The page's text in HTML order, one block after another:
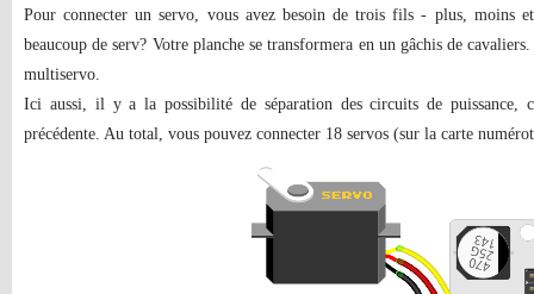
Pour connecter un servo, vous avez besoin de trois fils - plus, moins
beaucoup de serv? Votre planche se transformera en un gâchis de
multiservo.
Ici aussi, il y a la possibilité de séparation des circuits de puissance,
précédente. Au total, vous pouvez connecter 18 servos (sur la carte